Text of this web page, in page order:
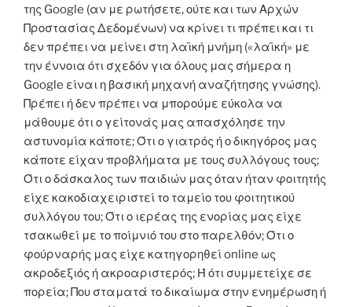
της Google (αν με ρωτήσετε, ούτε και των Αρχών
Προστασίας Δεδομένων) να κρίνει τι πρέπει και τι
δεν πρέπει να μείνει στη λαϊκή μνήμη («λαϊκή» με
την έννοια ότι σχεδόν για όλους μας σήμερα η
Google είναι η βασική μηχανή αναζήτησης γνώσης).
Πρέπει ή δεν πρέπει να μπορούμε εύκολα να
μάθουμε ότι ο γείτονάς μας απασχόλησε την
αστυνομία κάποτε; Ότι ο γιατρός ή ο δικηγόρος μας
κάποτε είχαν προβλήματα με τους συλλόγους τους;
Ότι ο δάσκαλος των παιδιών μας όταν ήταν φοιτητής
είχε κακοδιαχειριστεί το ταμείο του φοιτητικού
συλλόγου του; Ότι ο ιερέας της ενορίας μας είχε
τσακωθεί με το ποίμνιό του στο παρελθόν; Ότι ο
φούρναρής μας είχε κατηγορηθεί online ως
ακροδεξιός ή ακροαριστερός; Ή ότι συμμετείχε σε
πορεία; Που σταματά το δικαίωμα στην ενημέρωση ή